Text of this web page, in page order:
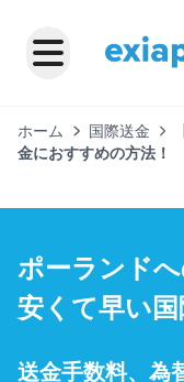
ホーム 国際送金
金におすすめの方法！
ポーランド
安くて早い
送金手数料、為